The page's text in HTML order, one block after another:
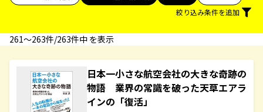
絞り込み条件を追加
261〜263件/263件中 を表示
日本一小さな航空会社の大きな奇跡の
物語 業界の常識を破った天草エアラ
インの「復活」